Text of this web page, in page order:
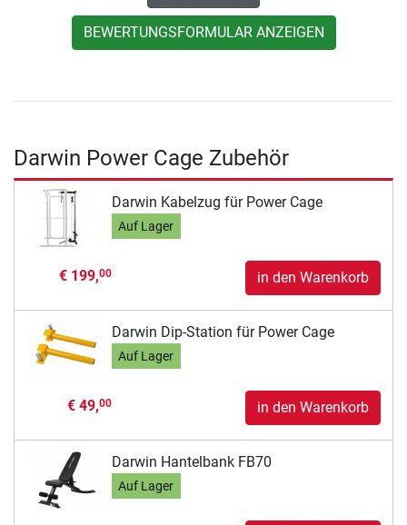
BEWERTUNGSFORMULAR ANZEIGEN
Darwin Power Cage Zubehör
Darwin Kabelzug für Power Cage
Auf Lager
€ 199,00 in den Warenkorb
Darwin Dip-Station für Power Cage
Auf Lager
€ 49,00 in den Warenkorb
Darwin Hantelbank FB70
Auf Lager